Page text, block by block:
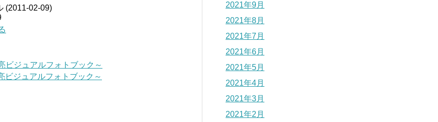
(2011-02-09)
ビジュアルフォトブック～
2021年9月
2021年8月
2021年7月
2021年6月
2021年5月
2021年4月
2021年3月
2021年2月